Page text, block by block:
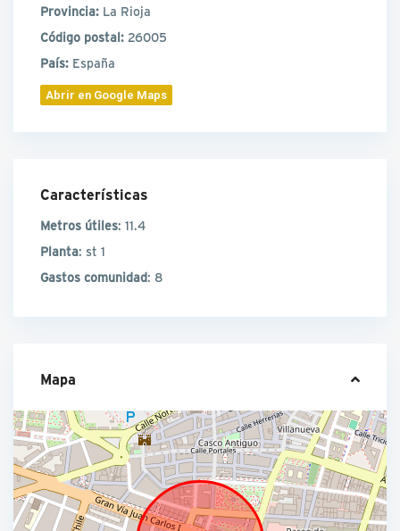
Provincia: La Rioja
Código postal: 26005
País: España
Abrir en Google Maps
Características
Metros útiles: 11.4
Planta: st 1
Gastos comunidad: 8
Mapa